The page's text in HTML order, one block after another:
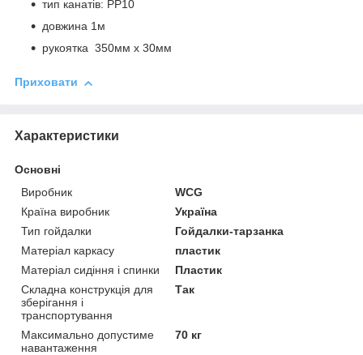
тип канатів: PP10
довжина 1м
рукоятка 350мм х 30мм
Приховати
Характеристики
Основні
Виробник
WCG
Країна виробник
Україна
Тип гойдалки
Гойдалки-тарзанка
Матеріал каркасу
пластик
Матеріал сидіння і спинки
Пластик
Складна конструкція для
зберігання і
транспортування
Так
Максимально допустиме
навантаження
70 кг